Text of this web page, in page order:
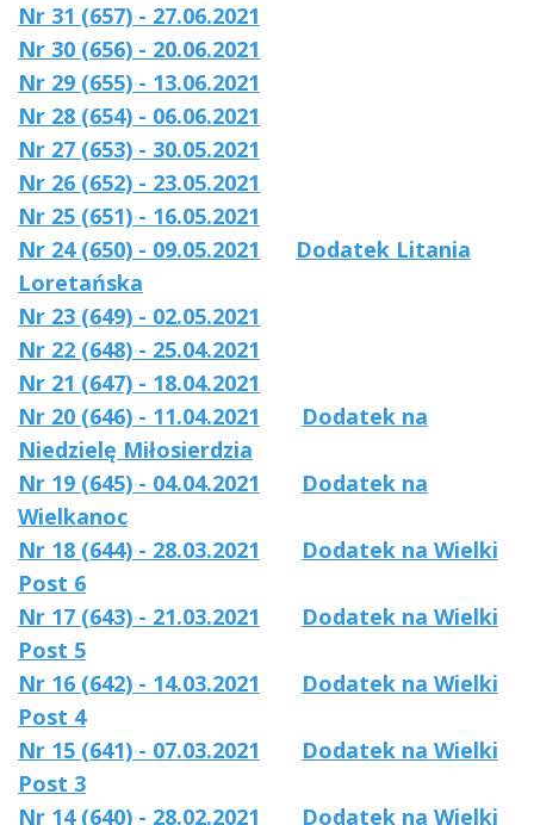
Nr 31 (657) - 27.06.2021
Nr 30 (656) - 20.06.2021
Nr 29 (655) - 13.06.2021
Nr 28 (654) - 06.06.2021
Nr 27 (653) - 30.05.2021
Nr 26 (652) - 23.05.2021
Nr 25 (651) - 16.05.2021
Nr 24 (650) - 09.05.2021
Dodatek Litania
Loretańska
Nr 23 (649) - 02.05.2021
Nr 22 (648) - 25.04.2021
Nr 21 (647) - 18.04.2021
Nr 20 (646) - 11.04.2021
Dodatek na
Niedzielę Miłosierdzia
Nr 19 (645) - 04.04.2021
Dodatek na
Wielkanoc
Nr 18 (644) - 28.03.2021
Dodatek na Wielki
Post 6
Nr 17 (643) - 21.03.2021
Dodatek na Wielki
Post 5
Nr 16 (642) - 14.03.2021
Dodatek na Wielki
Post 4
Nr 15 (641) - 07.03.2021
Dodatek na Wielki
Post 3
Nr 14 (640) - 28.02.2021
Dodatek na Wielki